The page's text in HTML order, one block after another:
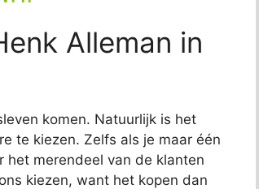
Alleman in
komen. Natuurlijk is het
te kiezen. Zelfs als je maar één
het merendeel van de klanten
kiezen, want het kopen dan